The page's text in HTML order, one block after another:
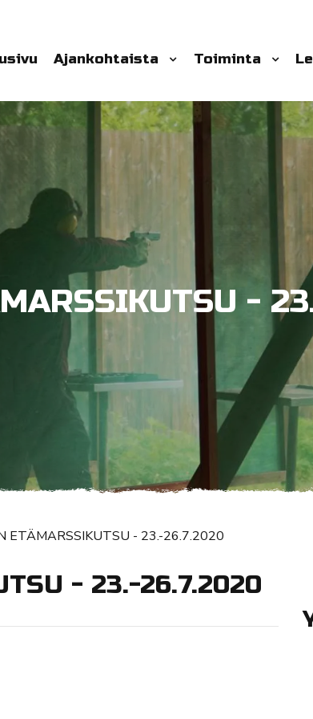
Ajankohtaista Toiminta
-
ETÄMARSSIKUTSU - 23.-26.7.2020
- 23.-26.7.2020